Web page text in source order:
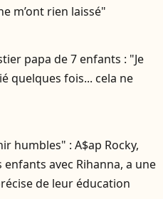
m’ont rien laissé"
papa de 7 enfants : "Je
quelques fois... cela ne
humbles" : A$ap Rocky,
avec Rihanna, a une
de leur éducation